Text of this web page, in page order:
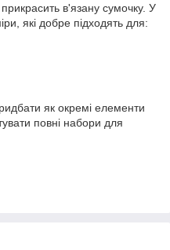
в'язану сумочку. У
які добре підходять для:
як окремі елементи
повні набори для